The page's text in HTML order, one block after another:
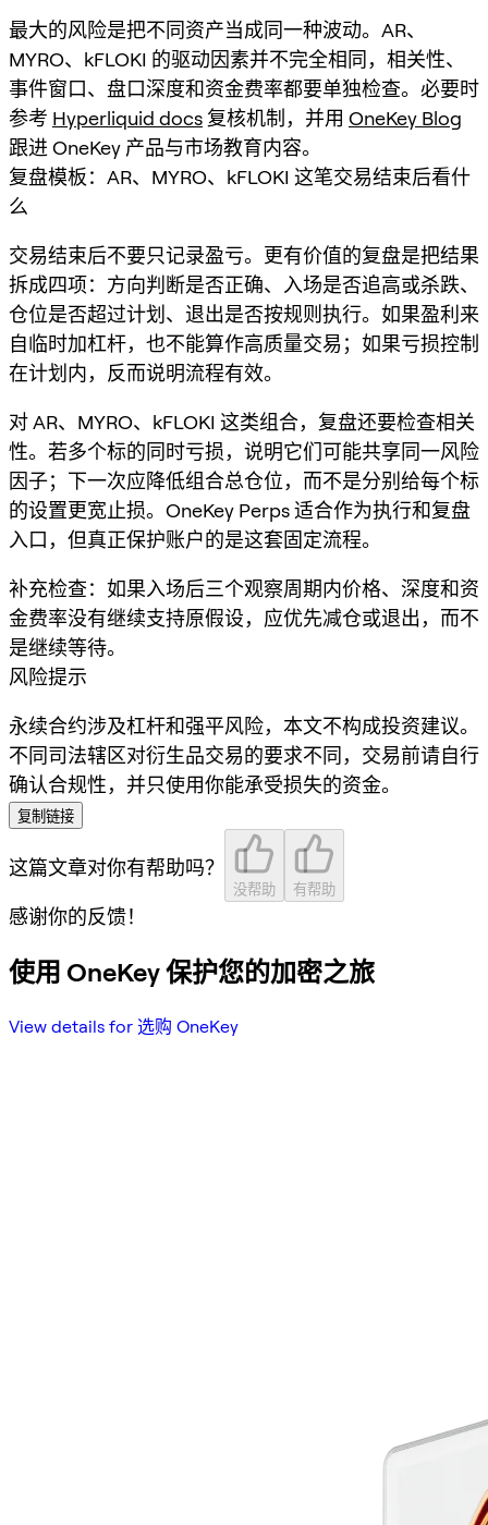
最大的风险是把不同资产当成同一种波动。AR、
MYRO、kFLOKI 的驱动因素并不完全相同，相关性、
事件窗口、盘口深度和资金费率都要单独检查。必要时
参考 Hyperliquid docs 复核机制，并用 OneKey Blog
跟进 OneKey 产品与市场教育内容。
复盘模板：AR、MYRO、kFLOKI 这笔交易结束后看什
么
交易结束后不要只记录盈亏。更有价值的复盘是把结果
拆成四项：方向判断是否正确、入场是否追高或杀跌、
仓位是否超过计划、退出是否按规则执行。如果盈利来
自临时加杠杆，也不能算作高质量交易；如果亏损控制
在计划内，反而说明流程有效。
对 AR、MYRO、kFLOKI 这类组合，复盘还要检查相关
性。若多个标的同时亏损，说明它们可能共享同一风险
因子；下一次应降低组合总仓位，而不是分别给每个标
的设置更宽止损。OneKey Perps 适合作为执行和复盘
入口，但真正保护账户的是这套固定流程。
补充检查：如果入场后三个观察周期内价格、深度和资
金费率没有继续支持原假设，应优先减仓或退出，而不
是继续等待。
风险提示
永续合约涉及杠杆和强平风险，本文不构成投资建议。
不同司法辖区对衍生品交易的要求不同，交易前请自行
确认合规性，并只使用你能承受损失的资金。
复制链接
这篇文章对你有帮助吗？
没帮助 有帮助
感谢你的反馈！
使用 OneKey 保护您的加密之旅
View details for 选购 OneKey